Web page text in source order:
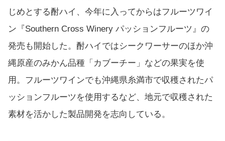
じめとする酎ハイ、今年に入ってからはフルーツワイ
ン『Southern Cross Winery パッションフルーツ』の
発売も開始した。酎ハイではシークワーサーのほか沖
縄原産のみかん品種「カブーチー」などの果実を使
用。フルーツワインでも沖縄県糸満市で収穫されたパ
ッションフルーツを使用するなど、地元で収穫された
素材を活かした製品開発を志向している。